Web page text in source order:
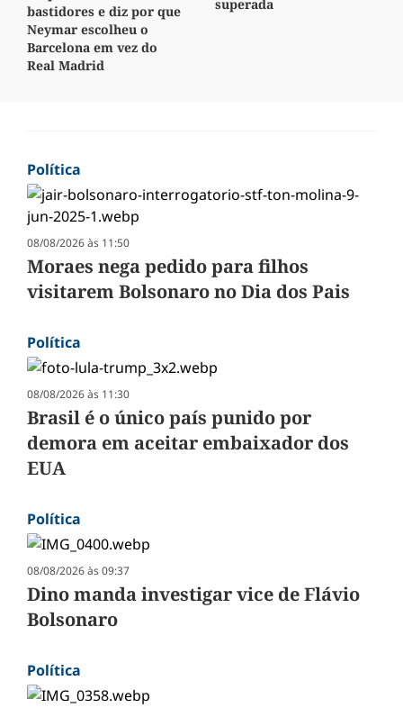
bastidores e diz por que
Neymar escolheu o
Barcelona em vez do
Real Madrid
superada
Política
08/08/2026 às 11:50
Moraes nega pedido para filhos
visitarem Bolsonaro no Dia dos Pais
Política
08/08/2026 às 11:30
Brasil é o único país punido por
demora em aceitar embaixador dos
EUA
Política
08/08/2026 às 09:37
Dino manda investigar vice de Flávio
Bolsonaro
Política